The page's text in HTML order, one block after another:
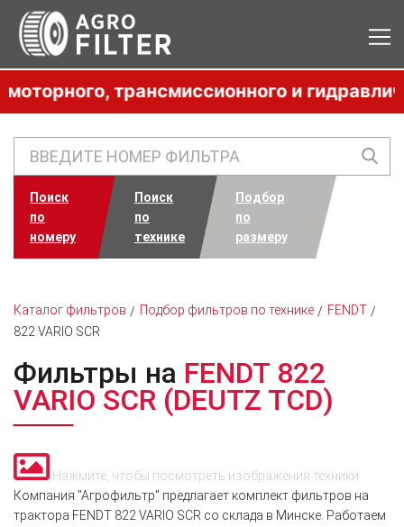
трансмиссионного и
Поиск
по
номеру
Поиск
по
технике
Подбор
по
размеру
Каталог фильтров Подбор фильтров по технике
FENDT
822 VARIO SCR
Фильтры на FENDT 822
VARIO SCR (DEUTZ TCD)
Нажмите, чтобы посмотреть изображения техники.
Компания "Агрофильтр" предлагает комплект фильтров на
трактора FENDT 822 VARIO SCR со склада в Минске. Работаем